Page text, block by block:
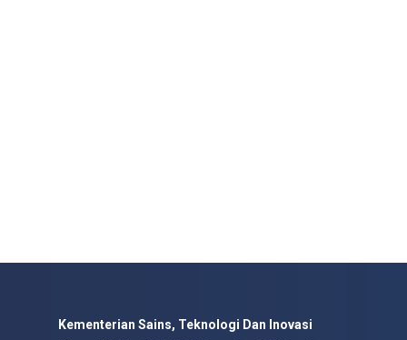
Kementerian Sains, Teknologi Dan Inovasi